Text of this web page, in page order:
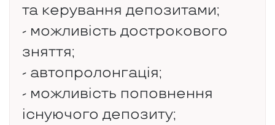
та керування депозитами;
- можливість дострокового
зняття;
- автопролонгація;
- можливість поповнення
існуючого депозиту;